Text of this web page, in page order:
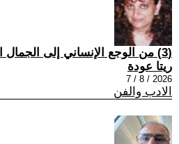
(3) من الوجع الإنساني إلى الجمال المقاوم
ريتا عودة
2026 / 8 / 7
الادب والفن